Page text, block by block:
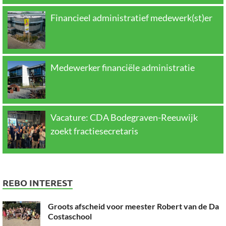
Financieel administratief medewerk(st)er
Medewerker financiële administratie
Vacature: CDA Bodegraven-Reeuwijk
zoekt fractiesecretaris
REBO INTEREST
Groots afscheid voor meester Robert van de Da
Costaschool